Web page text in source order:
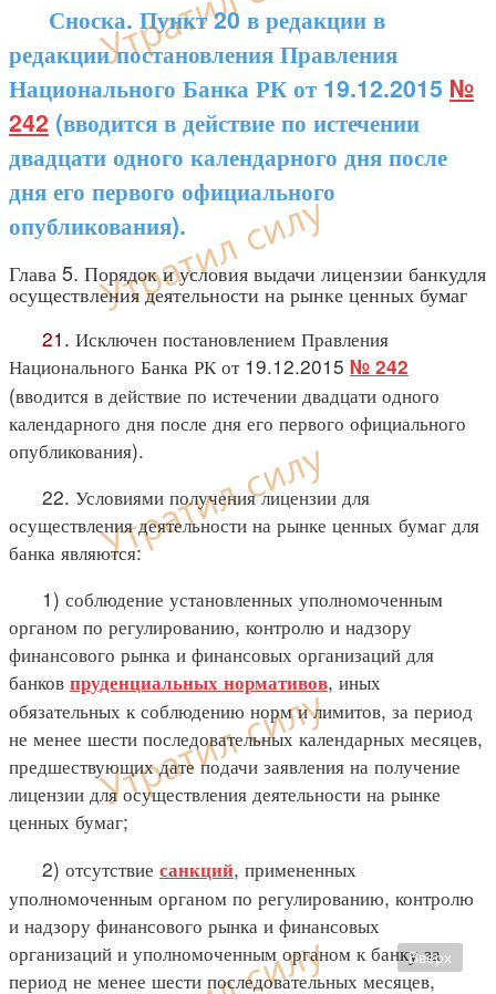
Сноска. Пункт 20 в редакции в
редакции постановления Правления
Национального Банка РК от 19.12.2015 №
242 (вводится в действие по истечении
двадцати одного календарного дня после
дня его первого официального
опубликования).
Глава 5. Порядок и условия выдачи лицензии банкудля
осуществления деятельности на рынке ценных бумаг
21. Исключен постановлением Правления
Национального Банка РК от 19.12.2015 № 242
(вводится в действие по истечении двадцати одного
календарного дня после дня его первого официального
опубликования).
22. Условиями получения лицензии для
осуществления деятельности на рынке ценных бумаг для
банка являются:
1) соблюдение установленных уполномоченным
органом по регулированию, контролю и надзору
финансового рынка и финансовых организаций для
банков пруденциальных нормативов, иных
обязательных к соблюдению норм и лимитов, за период
не менее шести последовательных календарных месяцев,
предшествующих дате подачи заявления на получение
лицензии для осуществления деятельности на рынке
ценных бумаг;
2) отсутствие санкций, примененных
уполномоченным органом по регулированию, контролю
и надзору финансового рынка и финансовых
организаций и уполномоченным органом к банку за
период не менее шести последовательных месяцев,
Вверх